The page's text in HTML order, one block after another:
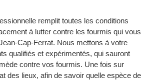
remplit toutes les conditions
à lutter contre les fourmis qui vous
Cap-Ferrat. Nous mettons à votre
qualifiés et expérimentés, qui sauront
contre vos fourmis. Une fois sur
des lieux, afin de savoir quelle espèce de